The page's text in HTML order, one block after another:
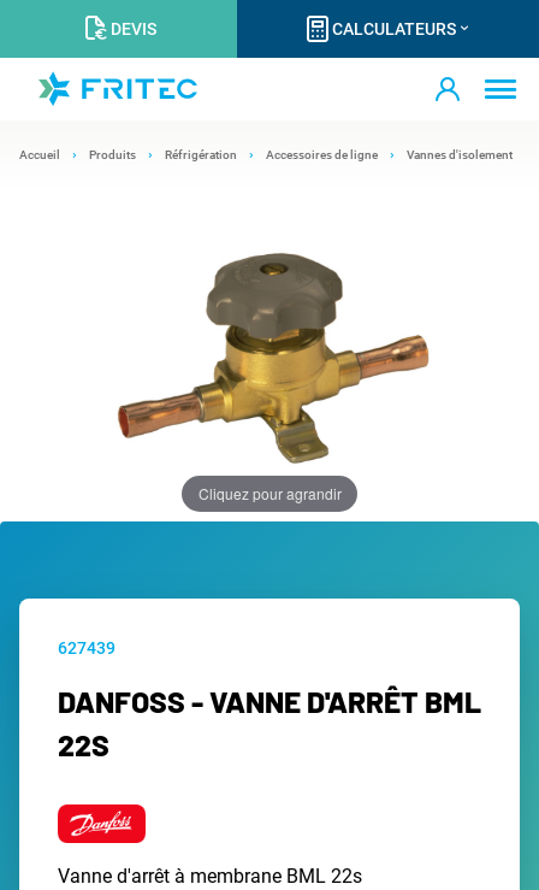
DEVIS CALCULATEURS
Accueil Produits Réfrigération Accessoires de ligne Vannes d'isolement
Cliquez pour agrandir
627439
DANFOSS - VANNE D'ARRÊT BML
22S
Vanne d'arrêt à membrane BML 22s